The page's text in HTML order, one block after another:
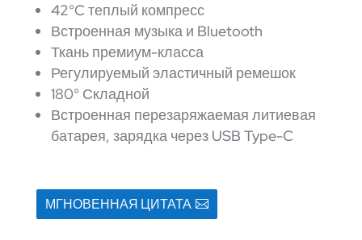
42°C теплый компресс
Встроенная музыка и Bluetooth
Ткань премиум-класса
Регулируемый эластичный ремешок
180° Складной
Встроенная перезаряжаемая литиевая
батарея, зарядка через USB Type-C
МГНОВЕННАЯ ЦИТАТА